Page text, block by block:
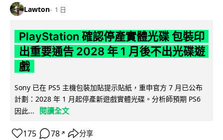
Lawton 1 日
PlayStation 確認停產實體光碟 包裝印
出重要通告 2028 年 1 月後不出光碟遊
戲
Sony 已在 PS5 主機包裝加貼提示貼紙，重申官方 7 月已公布
計劃：2028 年 1 月起停產新遊戲實體光碟。分析師預期 PS6
因此...
閱讀全文
175 78 ↗ 分享